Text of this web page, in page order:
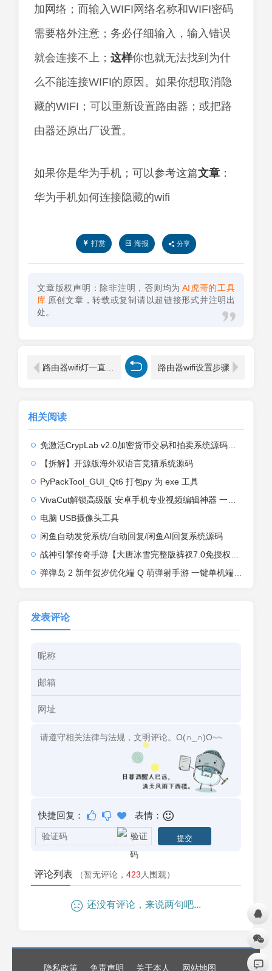
加网络；而输入WIFI网络名称和WIFI密码
需要格外注意；务必仔细输入，输入错误
就会连接不上； 这样你也就无法找到为什
么不能连接WIFI的原因。如果你想取消隐
藏的WIFI；可以重新设置路由器；或把路
由器还原出厂设置。
如果你是华为手机；可以参考这篇文章 ：
华为手机如何连接隐藏的wifi
打赏 海报 分享
文章版权声明：除非注明，否则均为 AI虎哥的工具
库 原创文章，转载或复制请以超链接形式并注明出
处。
路由器wifi设置步骤
相关阅读
免激活CrypLab v2.0加密货币交易和拍卖系统源码，前台新增中文后台全部汉化
【拆解】开源版海外双语言竞猜系统源码
PyPackTool_GUI_Qt6 打包py 为 exe 工具
VivaCut解锁高级版 安卓手机专业视频编辑神器 一键式AI加持
电脑 USB摄像头工具
闲鱼自动发货系统/自动回复/闲鱼AI回复系统源码
战神引擎传奇手游【大唐冰雪完整版裤衩7.0免授权】2026整理特色服务端+寒冬之城+万象古城+天威大陆+大唐盛世【站长亲测】
弹弹岛 2 新年贺岁优化端 Q 萌弹射手游 一键单机端 + Linux 手工端 + GM 后台 + 安卓 iOS 双端带教程
发表评论
快捷回复： 表情：
评论列表 （暂无评论， 423 人围观）
还没有评论，来说两句吧...
隐私政策 免责声明 关于本人 网站地图